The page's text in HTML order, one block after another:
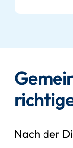
Nach der